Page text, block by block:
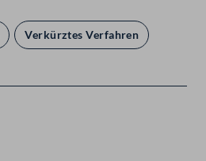
Verkürztes Verfahren